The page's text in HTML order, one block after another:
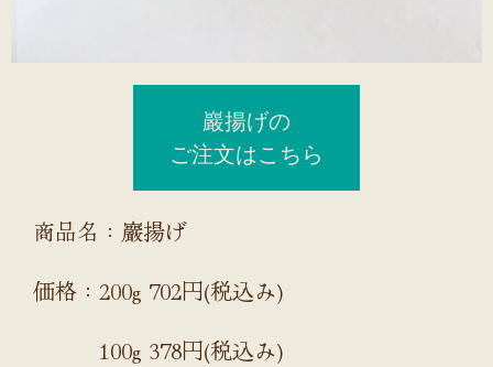
巖揚げの
ご注文はこちら
商品名：巖揚げ
価格：200g 702円(税込み)
100g 378円(税込み)